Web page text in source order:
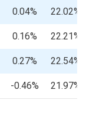
0.04% 22.02%
0.16% 22.21%
0.27% 22.54%
-0.46% 21.97%